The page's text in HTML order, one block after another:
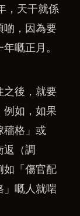
，天干就係
啲，因為要
嘅正月。
之後，就要
例如，如果
穡格」或
返（調
如「傷官配
」嘅人就啱